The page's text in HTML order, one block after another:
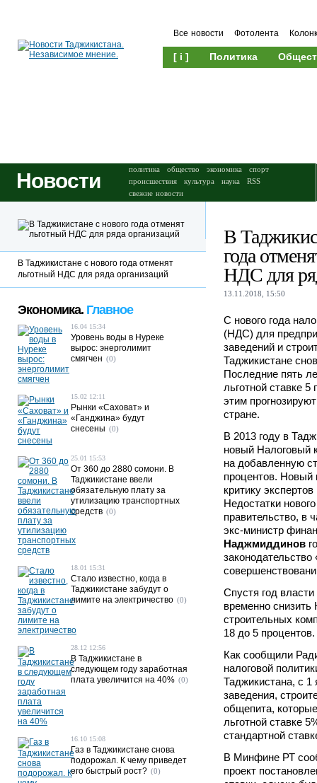
Все новости Фотолента
[ i ] Политика
Новости политика общество экономика
спорт
происшествия
культура наука
RSS
свежие новости
В
года
НДС для
13.11.2018, 15:50
С нового года
(НДС) для
заведений и
Таджикистане
Последние пять
льготной ставке
этим
стране.
В 2013 году в
новый Налоговый
на добавленную
процентов. Новый
критику
Недостатки
правительство, в
экс-министр
Наджмиддинов
Спустя год
временно
строительных
18 до 5 процентов.
Как сообщили
налоговой
Таджикистана, с 1
заведения,
общепита,
льготной ставке
стандартной
В Минфине РТ
проект
В Таджикистане с нового года отменят
льготный НДС для ряда организаций
Экономика. Главное
16.04 15:34
Уровень воды в Нуреке
вырос: энерголимит
смягчен (0)
15.02 12:11
Рынки «Саховат» и
«Ганджина» будут
снесены (0)
25.01 15:53
От 360 до 2880 сомони. В
Таджикистане ввели
обязательную плату за
утилизацию транспортных
средств (0)
18.01 15:31
Стало известно, когда в
Таджикистане забудут о
лимите на электричество (0)
28.12 12:56
В Таджикистане в
следующем году заработная
плата увеличится на 40% (0)
16.10 15:08
Газ в Таджикистане снова
подорожал. К чему приведет
его быстрый рост? (0)